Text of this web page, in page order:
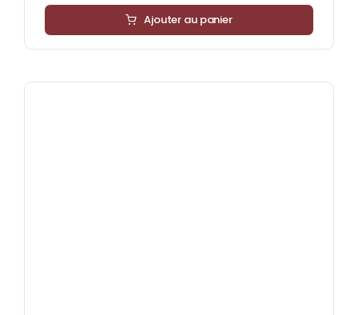
Ajouter au panier